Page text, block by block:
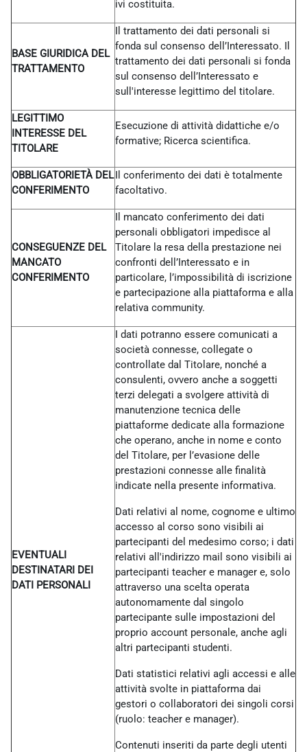
ivi costituita.
BASE GIURIDICA DEL
TRATTAMENTO
Il trattamento dei dati personali si
fonda sul consenso dell’Interessato. Il
trattamento dei dati personali si fonda
sul consenso dell’Interessato e
sull'interesse legittimo del titolare.
LEGITTIMO
INTERESSE DEL
TITOLARE
Esecuzione di attività didattiche e/o
formative; Ricerca scientifica.
OBBLIGATORIETÀ DEL
CONFERIMENTO
Il conferimento dei dati è totalmente
facoltativo.
CONSEGUENZE DEL
MANCATO
CONFERIMENTO
Il mancato conferimento dei dati
personali obbligatori impedisce al
Titolare la resa della prestazione nei
confronti dell’Interessato e in
particolare, l’impossibilità di iscrizione
e partecipazione alla piattaforma e alla
relativa community.
EVENTUALI
DESTINATARI DEI
DATI PERSONALI
I dati potranno essere comunicati a
società connesse, collegate o
controllate dal Titolare, nonché a
consulenti, ovvero anche a soggetti
terzi delegati a svolgere attività di
manutenzione tecnica delle
piattaforme dedicate alla formazione
che operano, anche in nome e conto
del Titolare, per l’evasione delle
prestazioni connesse alle finalità
indicate nella presente informativa.
Dati relativi al nome, cognome e ultimo
accesso al corso sono visibili ai
partecipanti del medesimo corso; i dati
relativi all'indirizzo mail sono visibili ai
partecipanti teacher e manager e, solo
attraverso una scelta operata
autonomamente dal singolo
partecipante sulle impostazioni del
proprio account personale, anche agli
altri partecipanti studenti.
Dati statistici relativi agli accessi e alle
attività svolte in piattaforma dai
gestori o collaboratori dei singoli corsi
(ruolo: teacher e manager).
Contenuti inseriti da parte degli utenti